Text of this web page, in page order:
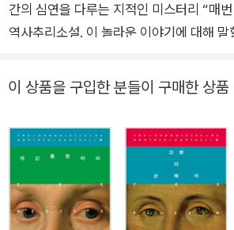
간의 심연을 다루는 지적인 미스터리 “매번 자신 있게 추천하는
역사추리소설. 이 놀라운 이야기에 대해
역사추리소설의 고전, 캐드펠 수사 시리즈
스(Ellis Peters)의 ‘캐드펠 수사 시리즈
other Cadfael)’는 12세기 중세 잉글랜드
역사추리소설로, 슈루즈베리 수도원의 캐
간에 대한 깊은 이해와 통찰을 바탕으로 살
나가는 추리소설 시리즈이다. 12세기 중세
이 상품을 구입한 분들이 구매한 상품